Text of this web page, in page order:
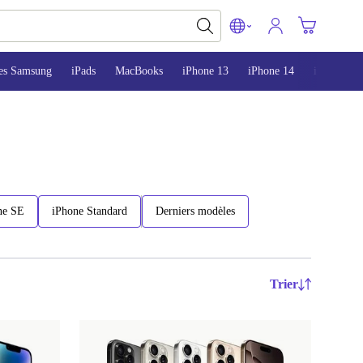
Samsung iPads MacBooks iPhone 13 iPhone 14 iPhone 15
SE iPhone Standard Derniers modèles
Trier